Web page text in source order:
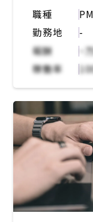
職種
PM
勤務地
-
報酬
~
稼働率